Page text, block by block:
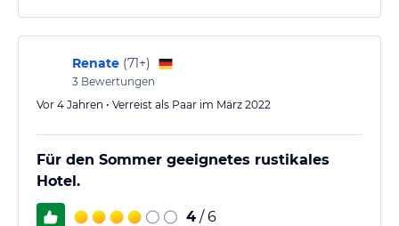
Renate (71+)
3 Bewertungen
Vor 4 Jahren • Verreist als Paar im März 2022
Für den Sommer geeignetes rustikales
Hotel.
4 / 6